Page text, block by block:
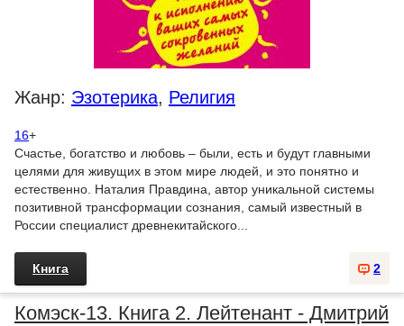
Жанр: Эзотерика, Религия
16+
Счастье, богатство и любовь – были, есть и будут главными
целями для живущих в этом мире людей, и это понятно и
естественно. Наталия Правдина, автор уникальной системы
позитивной трансформации сознания, самый известный в
России специалист древнекитайского...
2
Книга
Комэск-13. Книга 2. Лейтенант - Дмитрий